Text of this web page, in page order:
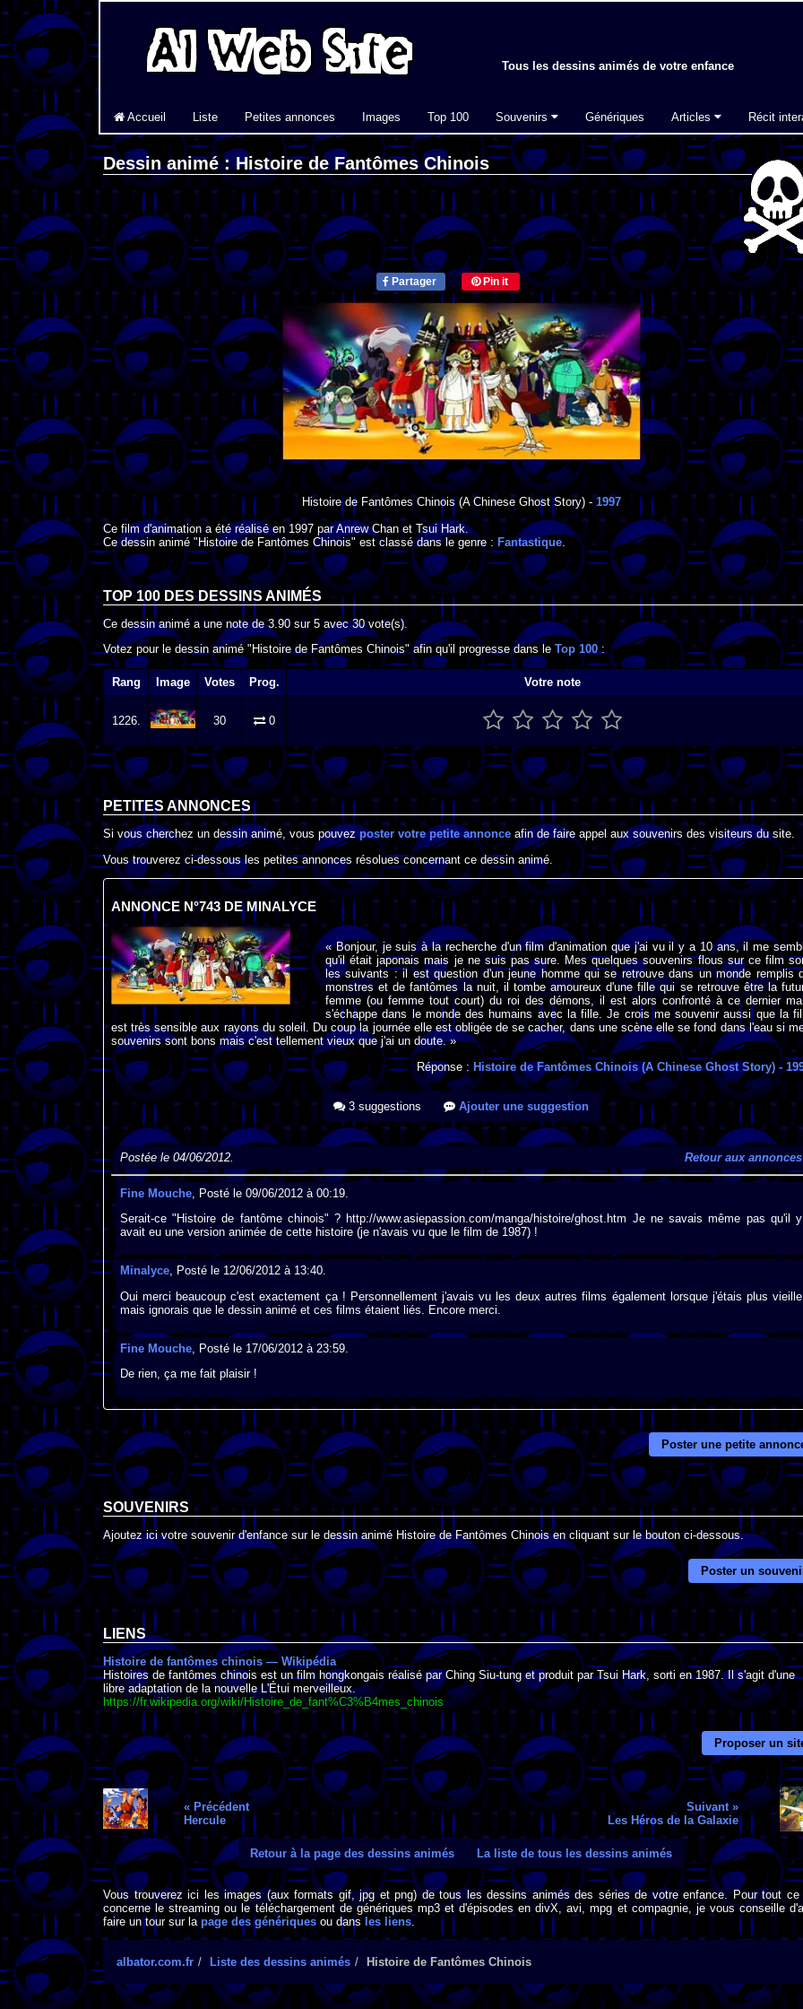
Tous les dessins animés de votre enfance
Accueil Liste Petites annonces Images Top 100 Souvenirs Génériques Articles Récit
Dessin animé : Histoire de Fantômes Chinois
Partager Pin it
Histoire de Fantômes Chinois(A Chinese Ghost Story) - 1997
Ce film d'animation a été réalisé en 1997 parAnrew Chan et Tsui Hark.
Ce dessin animé "Histoire de Fantômes Chinois" est classé dans le genre :Fantastique.
TOP 100 DESDESSINS ANIMÉS
Ce dessin animé a une note de3.90 sur 5avec30vote(s).
Votez pour le dessin animé "Histoire de Fantômes Chinois" afin qu'il progresse dans le Top 100:
Rang Image Votes Prog. Votre note
1226. 30 0
PETITES ANNONCES
Si vous cherchez un dessin animé, vous pouvez poster votre petite annonce afin de faire appel aux souvenirs des visiteurs du site.
Vous trouverez ci-dessous les petites annonces résolues concernant ce dessin animé.
ANNONCE N°743 DE MINALYCE
« Bonjour, je suis à la recherche d'un film d'animation que j'ai vu il y a 10 ans, il me
qu'il était japonais mais je ne suis pas sure. Mes quelques souvenirs flous sur ce film
les suivants : il est question d'un jeune homme qui se retrouve dans un monde remplis
monstres et de fantômes la nuit, il tombe amoureux d'une fille qui se retrouve être la
femme (ou femme tout court) du roi des démons, il est alors confronté à ce dernier
s'échappe dans le monde des humains avec la fille. Je crois me souvenir aussi que la
est très sensible aux rayons du soleil. Du coup la journée elle est obligée de se cacher, dans une scène elle se fond dans l'eau si
souvenirs sont bons mais c'est tellement vieux que j'ai un doute. »
Réponse :Histoire de Fantômes Chinois (A Chinese Ghost Story) -
3 suggestions Ajouter une suggestion
Postée le 04/06/2012. Retour aux annonces
Fine Mouche, Posté le 09/06/2012 à 00:19.
Serait-ce "Histoire de fantôme chinois" ? http://www.asiepassion.com/manga/histoire/ghost.htm Je ne savais même pas qu'il y
avait eu une version animée de cette histoire (je n'avais vu que le film de 1987) !
Minalyce, Posté le 12/06/2012 à 13:40.
Oui merci beaucoup c'est exactement ça ! Personnellement j'avais vu les deux autres films également lorsque j'étais plus vieille
mais ignorais que le dessin animé et ces films étaient liés. Encore merci.
Fine Mouche, Posté le 17/06/2012 à 23:59.
De rien, ça me fait plaisir !
Poster une petite
SOUVENIRS
Ajoutez ici votre souvenir d'enfance sur le dessin animé Histoire de Fantômes Chinois en cliquant sur le bouton ci-dessous.
Poster un
LIENS
Histoire de fantômes chinois — Wikipédia
Histoires de fantômes chinois est un film hongkongais réalisé par Ching Siu-tung et produit par Tsui Hark, sorti en 1987. Il s'agit d'une
libre adaptation de la nouvelle L'Étui merveilleux.
https://fr.wikipedia.org/wiki/Histoire_de_fant%C3%B4mes_chinois
Proposer un
« Précédent
Hercule
Suivant »
Les Héros de la Galaxie
Retour à la page des dessins animés La liste de tous les dessins animés
Vous trouverez ici les images (aux formats gif, jpg et png) de tous les dessins animés des séries de votre enfance. Pour tout ce
concerne le streaming ou le téléchargement de génériques mp3 et d'épisodes en divX, avi, mpg et compagnie, je vous conseille
faire un tour sur la page des génériquesou dans les liens
albator.com.fr Liste des dessins animés Histoire de Fantômes Chinois